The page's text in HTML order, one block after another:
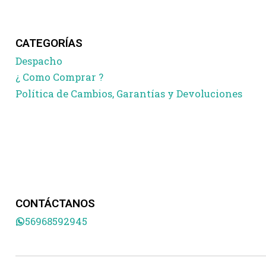
CATEGORÍAS
Despacho
¿ Como Comprar ?
Política de Cambios, Garantías y Devoluciones
CONTÁCTANOS
56968592945